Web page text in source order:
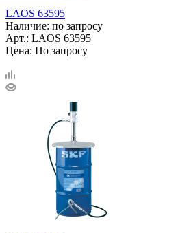
LAOS 63595
Наличие: по запросу
Арт.: LAOS 63595
Цена: По запросу